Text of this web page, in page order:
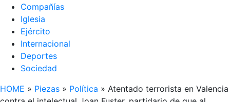
Compañías
Iglesia
Ejército
Internacional
Deportes
Sociedad
HOME » Piezas » Política » Atentado terrorista en Valencia